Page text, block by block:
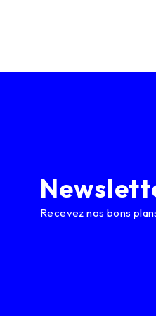
Recevez nos bons